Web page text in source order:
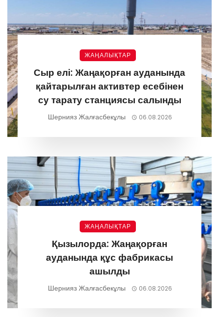
ЖАҢАЛЫҚТАР
Сыр елі: Жаңақорған ауданында
қайтарылған активтер есебінен
су тарату станциясы салынды
Шернияз Жалғасбекұлы 06.08.2026
ЖАҢАЛЫҚТАР
Қызылорда: Жаңақорған
ауданында құс фабрикасы
ашылды
Шернияз Жалғасбекұлы 06.08.2026